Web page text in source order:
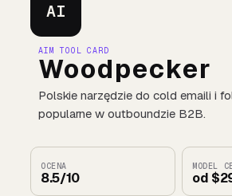
AI
AIM TOOL CARD
Woodpecker
Polskie narzędzie do cold emaili i
popularne w outboundzie B2B.
OCENA
8.5/10
MODEL
od